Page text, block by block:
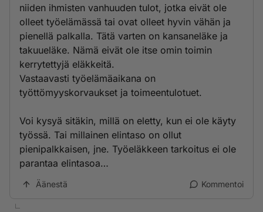
niiden ihmisten vanhuuden tulot, jotka eivät ole
olleet työelämässä tai ovat olleet hyvin vähän ja
pienellä palkalla. Tätä varten on kansaneläke ja
takuueläke. Nämä eivät ole itse omin toimin
kerrytettyjä eläkkeitä.
Vastaavasti työelämäaikana on
työttömyyskorvaukset ja toimeentulotuet.
Voi kysyä sitäkin, millä on eletty, kun ei ole käyty
työssä. Tai millainen elintaso on ollut
pienipalkkaisen, jne. Työeläkkeen tarkoitus ei ole
parantaa elintasoa…
Äänestä Kommentoi